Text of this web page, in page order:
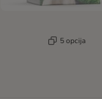
5 opcija